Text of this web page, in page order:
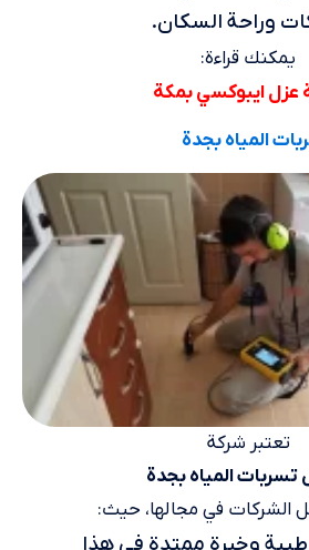
وراحة السكان.
يمكنك قراءة:
عزل ايبوكسي بمكة
المياه بجدة
تعتبر شركة
المياه بجدة
الشركات في مجالها، حيث: